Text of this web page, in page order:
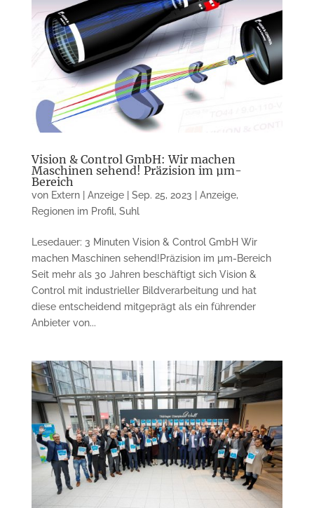
Vision & Control GmbH: Wir machen
Maschinen sehend! Präzision im µm-
Bereich
von Extern | Anzeige| Sep. 25, 2023 Anzeige,
Regionen im Profil, Suhl
Lesedauer: 3 Minuten Vision & Control GmbH Wir
machen Maschinen sehend!Präzision im µm-Bereich
Seit mehr als 30 Jahren beschäftigt sich Vision &
Control mit industrieller Bildverarbeitung und hat
diese entscheidend mitgeprägt als ein führender
Anbieter von...